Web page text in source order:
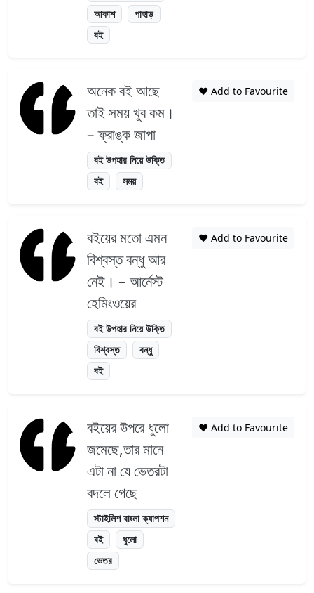
আকাশ
পাহাড়
বই
অনেক বই আছে
তাই সময় খুব কম।
– ফ্রাঙ্ক জাপা
বই উপহার নিয়ে উক্তি
বই
সময়
❤️ Add to Favourite
বইয়ের মতো এমন
বিশ্বস্ত বন্ধু আর
নেই। – আর্নেস্ট
হেমিংওয়ের
বই উপহার নিয়ে উক্তি
বিশ্বস্ত
বন্ধু
বই
❤️ Add to Favourite
বইয়ের উপরে ধুলো
জমেছে,তার মানে
এটা না যে ভেতরটা
বদলে গেছে
স্টাইলিশ বাংলা ক্যাপশন
বই
ধুলো
ভেতর
❤️ Add to Favourite